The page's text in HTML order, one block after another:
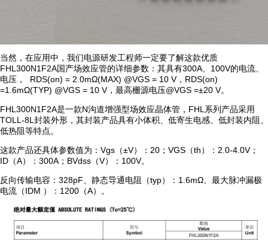
当然，在应用中，我们电源研发工程师一定要了解这款优质
FHL300N1F2A国产场效应管的详细参数：其具有300A、100V的电流、
电压， RDS(on) = 2.0mΩ(MAX) @VGS = 10 V，RDS(on)
=1.6mΩ(TYP) @VGS = 10 V，最高栅源电压@VGS =±20 V。
FHL300N1F2A是一款N沟道增强型场效应晶体管，FHL系列产品采用
TOLL-8L封装外形，其封装产品具有小体积、低寄生电感、低封装内阻、
低热阻等特点。
这款产品还具体参数值为：Vgs（±V）：20；VGS（th）：2.0-4.0V；
ID（A）：300A；BVdss（V）：100V。
反向传输电容：328pF、静态导通电阻（typ）：1.6mΩ、最大脉冲漏极
电流（IDM ）：1200（A）。